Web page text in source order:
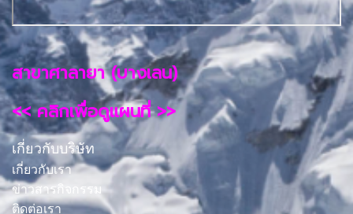
สาขาศาลายา (บางเลน)
<< คลิกเพื่อดูแผนที่ >>
เกี่ยวกับบริษัท
เกี่ยวกับเรา
ข่าวสารกิจกรรม
ติดต่อเรา